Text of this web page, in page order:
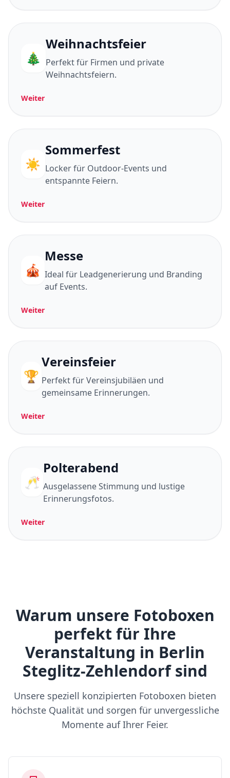
🎄
Weihnachtsfeier
Perfekt für Firmen und private
Weihnachtsfeiern.
Weiter
☀️
Sommerfest
Locker für Outdoor-Events und
entspannte Feiern.
Weiter
🎪
Messe
Ideal für Leadgenerierung und Branding
auf Events.
Weiter
🏆
Vereinsfeier
Perfekt für Vereinsjubiläen und
gemeinsame Erinnerungen.
Weiter
🥂
Polterabend
Ausgelassene Stimmung und lustige
Erinnerungsfotos.
Weiter
Warum unsere Fotoboxen
perfekt für Ihre
Veranstaltung in Berlin
Steglitz-Zehlendorf sind
Unsere speziell konzipierten Fotoboxen bieten
höchste Qualität und sorgen für unvergessliche
Momente auf Ihrer Feier.